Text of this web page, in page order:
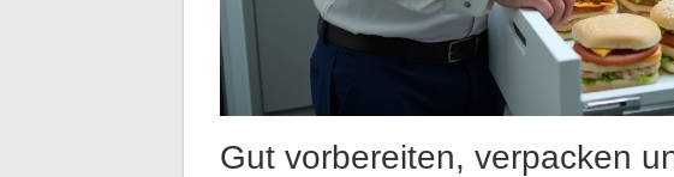
Gut vorbereiten, verpacken